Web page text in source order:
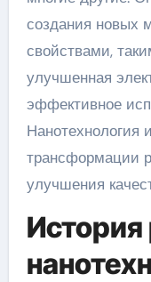
создания новых
свойствами,
улучшенная
эффективное
Нанотехнология
трансформации
улучшения
История